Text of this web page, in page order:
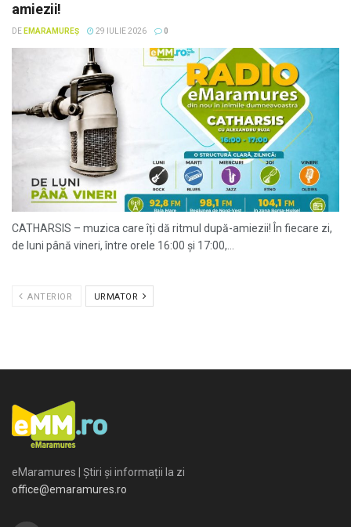
amiezii!
DE EMARAMUREȘ 29 IULIE 2026 0
CATHARSIS – muzica care îți dă ritmul după-amiezii! În fiecare zi,
de luni până vineri, între orele 16:00 și 17:00,...
ANTERIOR URMATOR
eMaramures | Știri și informații la zi
office@emaramures.ro